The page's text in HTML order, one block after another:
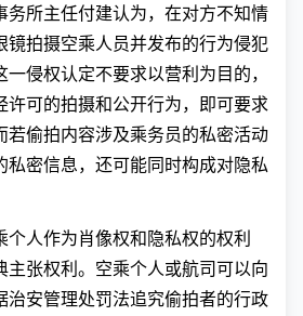
务所主任付建认为，在对方不知情
镜拍摄空乘人员并发布的行为侵犯
侵权认定不要求以营利为目的，
许可的拍摄和公开行为，即可要求
若偷拍内容涉及乘务员的私密活动
私密信息，还可能同时构成对隐私
个人作为肖像权和隐私权的权利
主张权利。空乘个人或航司可以向
治安管理处罚法追究偷拍者的行政